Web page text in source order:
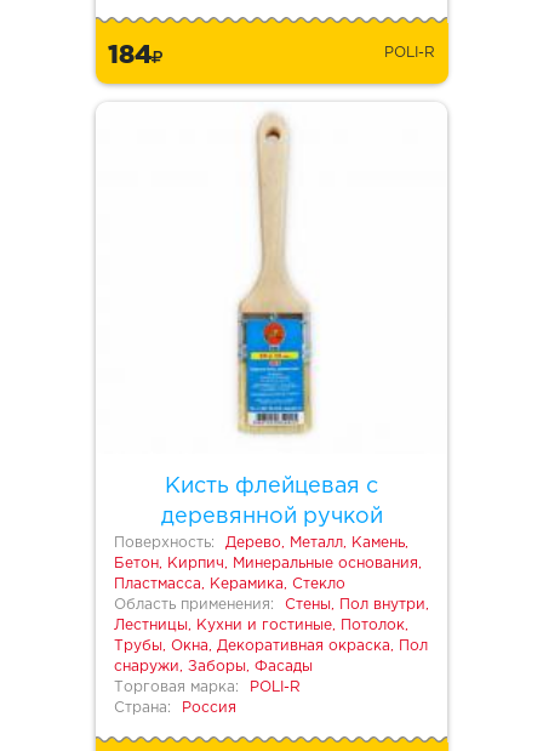
184 POLI-R
Кисть флейцевая с
деревянной ручкой
Поверхность:
Дерево, Металл, Камень,
Бетон, Кирпич, Минеральные основания,
Пластмасса, Керамика, Стекло
Область применения:
Стены, Пол внутри,
Лестницы, Кухни и гостиные, Потолок,
Трубы, Окна, Декоративная окраска, Пол
снаружи, Заборы, Фасады
Торговая марка:
POLI-R
Страна:
Россия